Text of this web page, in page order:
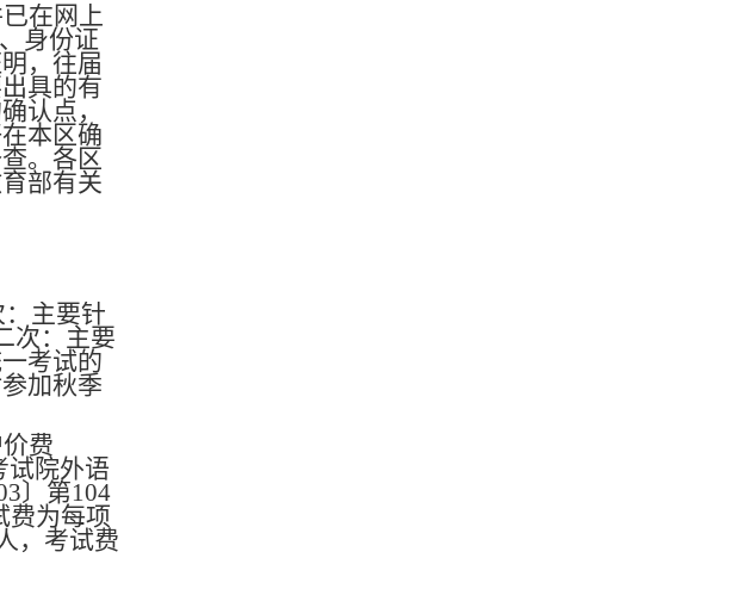
在网上
身份证
，往届
具的有
认点，
本区确
。各区
部有关
主要针
次：主要
考试的
加秋季
费
试院外语
〕第104
费为每项
，考试费